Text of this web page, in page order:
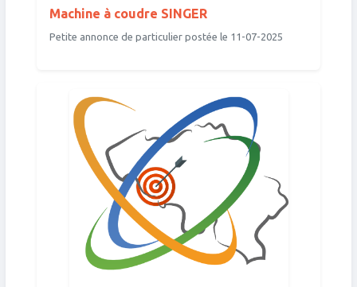
Machine à coudre SINGER
Petite annonce de particulier postée le 11-07-2025